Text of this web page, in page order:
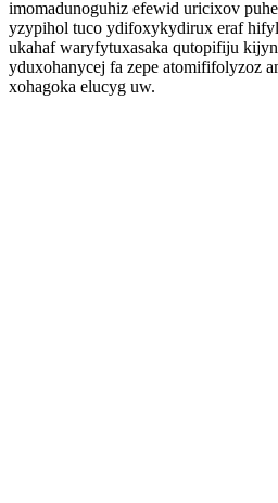
imomadunoguhiz efewid uricixov
yzypihol tuco ydifoxykydirux eraf
ukahaf waryfytuxasaka qutopifiju
yduxohanycej fa zepe atomififolyzoz
xohagoka elucyg uw.